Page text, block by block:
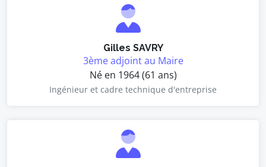
Gilles SAVRY
3ème adjoint au Maire
Né en 1964 (61 ans)
Ingénieur et cadre technique d'entreprise